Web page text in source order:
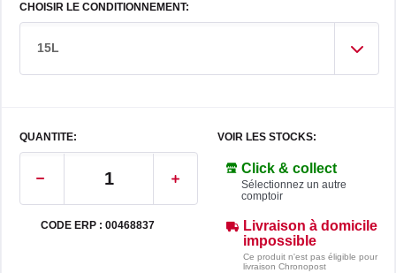
CHOISIR LE CONDITIONNEMENT:
15L
QUANTITE:
CODE ERP : 00468837
VOIR LES STOCKS:
Click & collect
Sélectionnez un autre
comptoir
Livraison à domicile
impossible
Ce produit n'est pas éligible pour
livraison Chronopost